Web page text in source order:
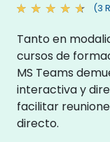
(3
Tanto en
cursos de
MS Teams
interactiva y
facilitar
directo.